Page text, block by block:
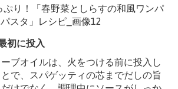
初に投入
ブオイルは、火をつける前に投入し
で、スパゲッティの芯までだしの旨